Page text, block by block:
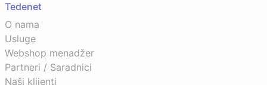
Tedenet
O nama
Usluge
Webshop menadžer
Partneri / Saradnici
Naši klijenti